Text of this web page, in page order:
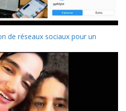
de réseaux sociaux pour un